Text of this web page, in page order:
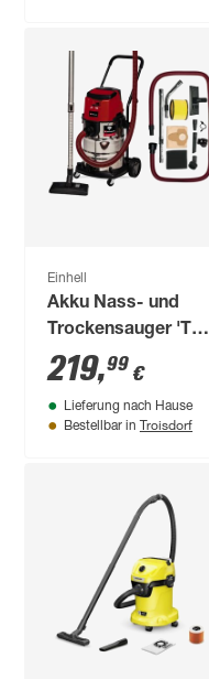
Einhell
Akku Nass- und
Trockensauger 'TP-
VC 36/30 S Auto-
Solo' ohne Akku
219,99 €
Lieferung nach Hause
Bestellbar in Troisdorf